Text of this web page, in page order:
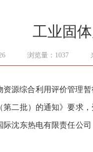
工业固
浏览量：1037
源综合利用评价管理
二批）的通知》要求
沈东热电有限责任公